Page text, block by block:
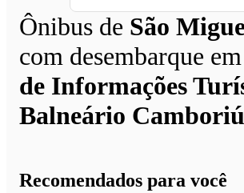
Ônibus de São
com desembarque em
de Informações
Balneário
Recomendados para você